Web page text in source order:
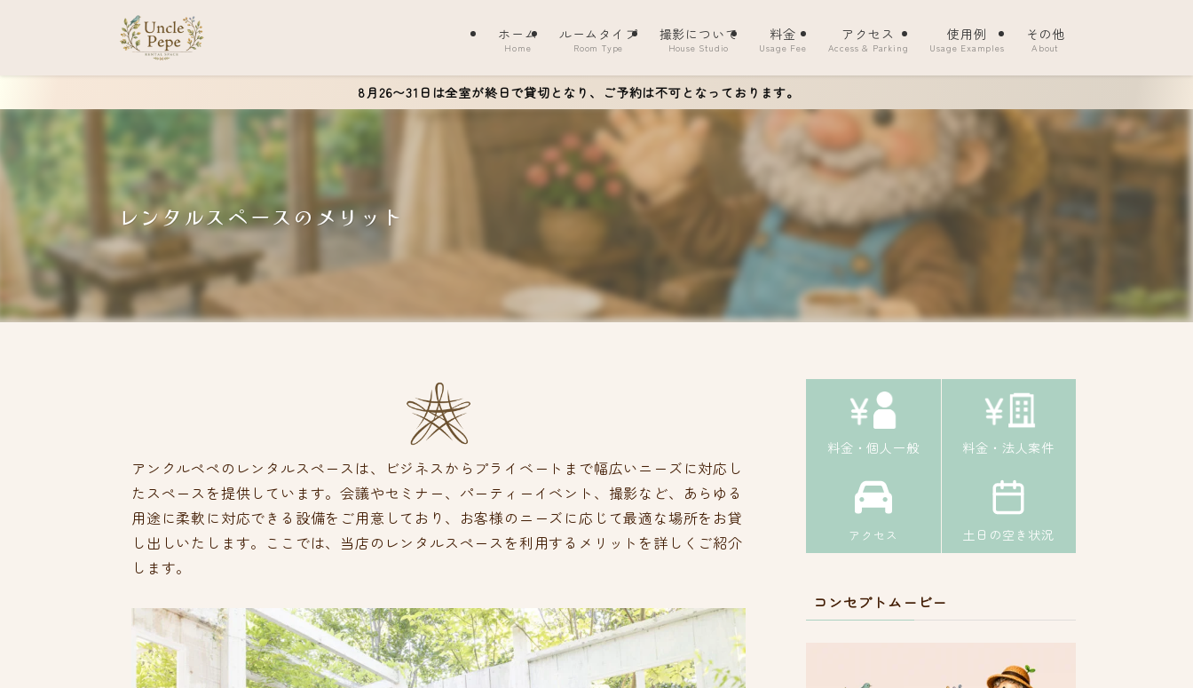
ホーム
Home
ルームタイプ
Room Type
撮影について
House Studio
料金
Usage Fee
アクセス
Access & Parking
使用例
Usage Examples
その他
About
8月26〜31日は全室が終日で貸切となり、ご予約は不可となっております。
レンタルスペースのメリット
アンクルペペのレンタルスペースは、ビジネスからプライベートまで幅広いニーズに対応し
たスペースを提供しています。会議やセミナー、パーティーイベント、撮影など、あらゆる
用途に柔軟に対応できる設備をご用意しており、お客様のニーズに応じて最適な場所をお貸
し出しいたします。ここでは、当店のレンタルスペースを利用するメリットを詳しくご紹介
します。
料金・個人一般 料金・法人案件
アクセス 土日の空き状況
コンセプトムービー